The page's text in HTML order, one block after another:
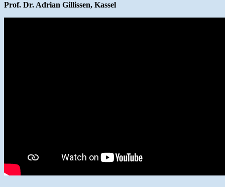
Prof. Dr. Adrian Gillissen, Kassel